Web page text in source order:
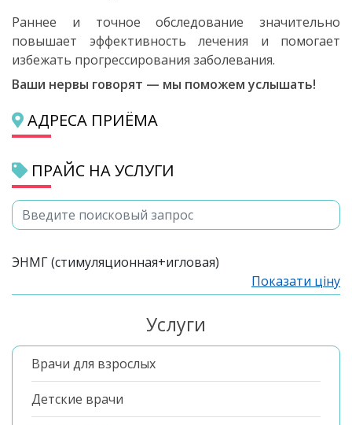
Раннее и точное обследование значительно
повышает эффективность лечения и помогает
избежать прогрессирования заболевания.
Ваши нервы говорят — мы поможем услышать!
АДРЕСА ПРИЁМА
ПРАЙС НА УСЛУГИ
ЭНМГ (стимуляционная+игловая)
Показати ціну
Услуги
Врачи для взрослых
Детские врачи